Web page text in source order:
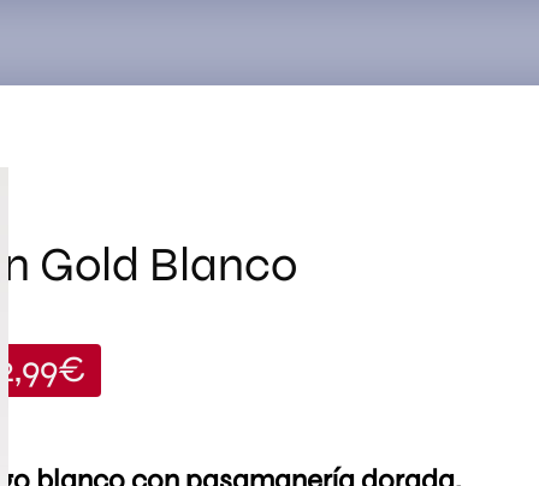
Search
Gold Blanco
12,99€